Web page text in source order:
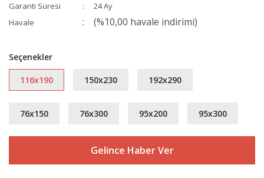
Garanti Süresi
24 Ay
Havale
(%10,00 havale indirimi)
Seçenekler
116x190 150x230 192x290
76x150 76x300 95x200 95x300
Gelince Haber Ver